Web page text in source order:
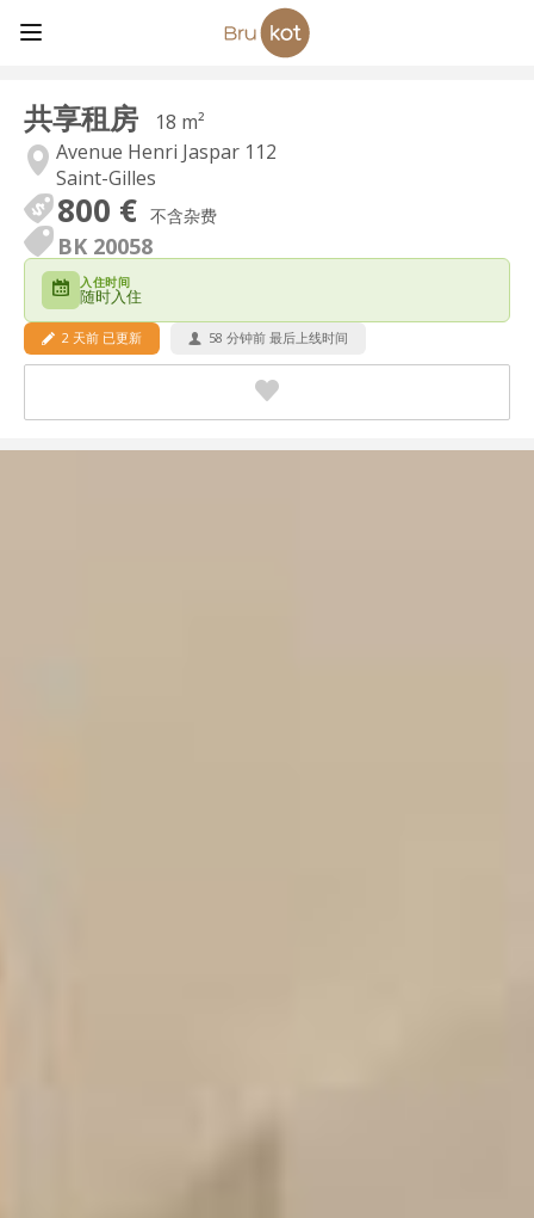
共享租房
18 m²
Avenue Henri Jaspar 112
Saint-Gilles
800 € 不含杂费
BK 20058
入住时间
随时入住
2 天前 已更新 58 分钟前 最后上线时间